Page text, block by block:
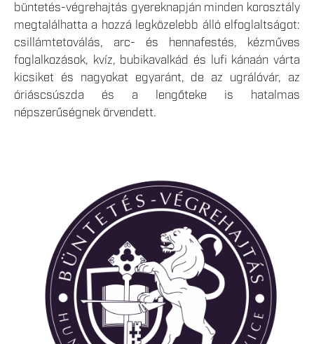
büntetés-végrehajtás gyereknapján minden korosztály
megtalálhatta a hozzá legközelebb álló elfoglaltságot:
csillámtetoválás, arc- és hennafestés, kézműves
foglalkozások, kvíz, bubikavalkád és lufi kánaán várta
kicsiket és nagyokat egyaránt, de az ugrálóvár, az
óriáscsúszda és a lengőteke is hatalmas
népszerűségnek örvendett.